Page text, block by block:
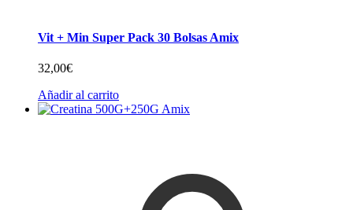
Vit + Min Super Pack 30 Bolsas Amix
32,00€
Añadir al carrito